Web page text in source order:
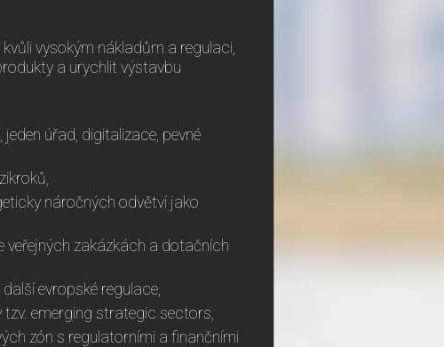
vysokým nákladům a regulaci,
a urychlit výstavbu
úřad, digitalizace, pevné
náročných odvětví jako
veřejných zakázkách a dotačních
evropské regulace,
emerging strategic sectors,
zón s regulatorními a finančními